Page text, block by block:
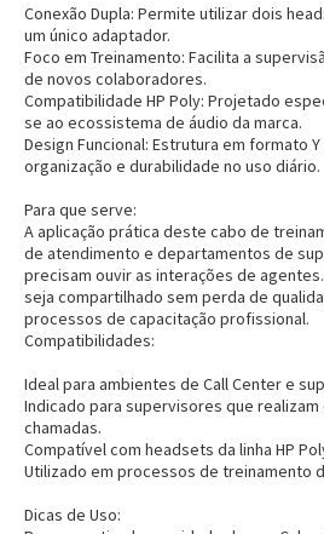
Conexão Dupla: Permite utilizar dois
um único adaptador.
Foco em Treinamento: Facilita a
de novos colaboradores.
Compatibilidade HP Poly: Projetado
se ao ecossistema de áudio da marca.
Design Funcional: Estrutura em formato
organização e durabilidade no uso diário.
Para que serve:
A aplicação prática deste cabo de
de atendimento e departamentos de
precisam ouvir as interações de
seja compartilhado sem perda de
processos de capacitação profissional.
Compatibilidades:
Ideal para ambientes de Call Center e
Indicado para supervisores que
chamadas.
Compatível com headsets da linha HP
Utilizado em processos de treinamento
Dicas de Uso: